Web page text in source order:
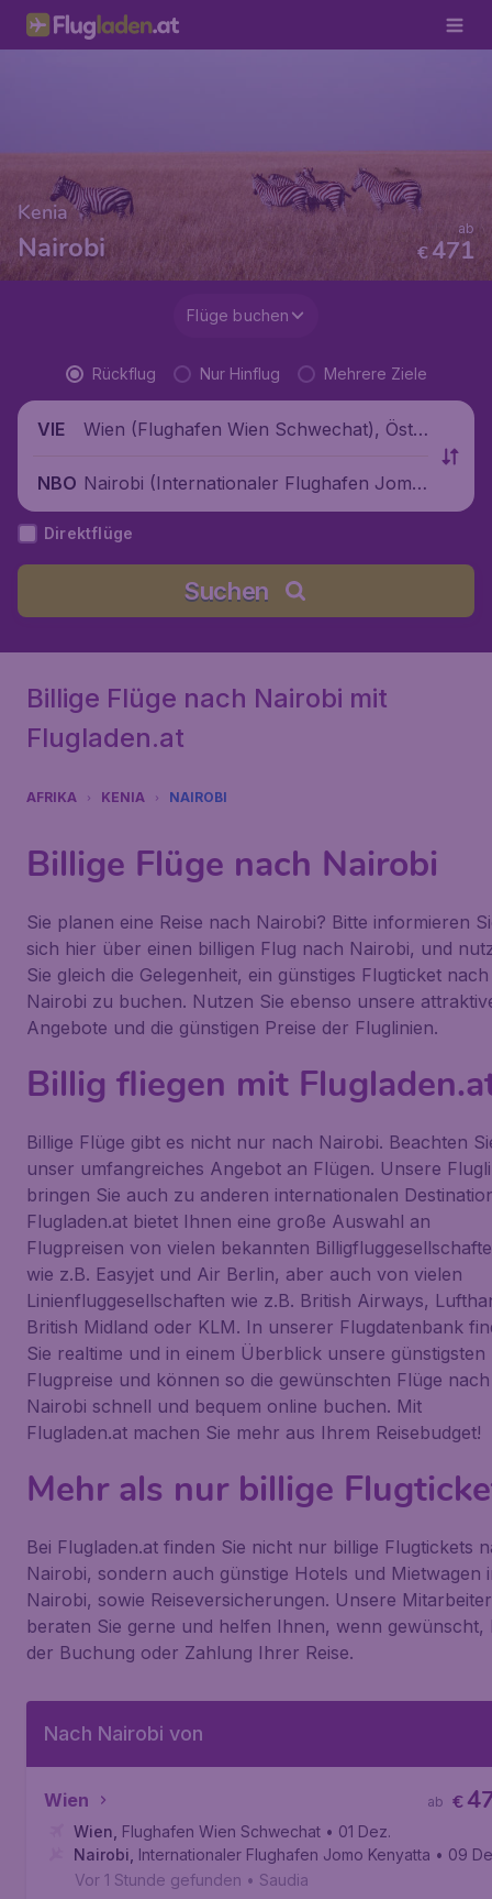
Kenia
Nairobi €471
ab
Flüge buchen
Rückflug Nur Hinflug Mehrere Ziele
VIE
Wien (Flughafen Wien Schwechat), Öste
NBO Nairobi (Internationaler Flughafen Jomo
Kenyatta), Kenia
Direktflüge
Suchen
Billige Flüge nach Nairobi mit
Flugladen.at
AFRIKA KENIA NAIROBI
Billige Flüge nach Nairobi
Sie planen eine Reise nach Nairobi? Bitte informieren
sich hier über einen billigen Flug nach Nairobi, und
Sie gleich die Gelegenheit, ein günstiges Flugticket nach
Nairobi zu buchen. Nutzen Sie ebenso unsere
Angebote und die günstigen Preise der Fluglinien.
Billig fliegen mit
Billige Flüge gibt es nicht nur nach Nairobi. Beachten
unser umfangreiches Angebot an Flügen. Unsere
bringen Sie auch zu anderen internationalen
Flugladen.at bietet Ihnen eine große Auswahl an
Flugpreisen von vielen bekannten
wie z.B. Easyjet und Air Berlin, aber auch von vielen
Linienfluggesellschaften wie z.B. British Airways,
British Midland oder KLM. In unserer Flugdatenbank
Sie realtime und in einem Überblick unsere günstigsten
Flugpreise und können so die gewünschten Flüge nach
Nairobi schnell und bequem online buchen. Mit
Flugladen.at machen Sie mehr aus Ihrem Reisebudget!
Mehr als nur billige
Bei Flugladen.at finden Sie nicht nur billige Flugtickets
Nairobi, sondern auch günstige Hotels und Mietwagen
Nairobi, sowie Reiseversicherungen. Unsere Mitarbeiter
beraten Sie gerne und helfen Ihnen, wenn gewünscht,
der Buchung oder Zahlung Ihrer Reise.
Nach Nairobi von
Wien €
ab
Wien Flughafen Wien Schwechat • 01 Dez.
Nairobi Internationaler Flughafen Jomo Kenyatta • 09
Vor 1 Stunde gefunden • Saudia